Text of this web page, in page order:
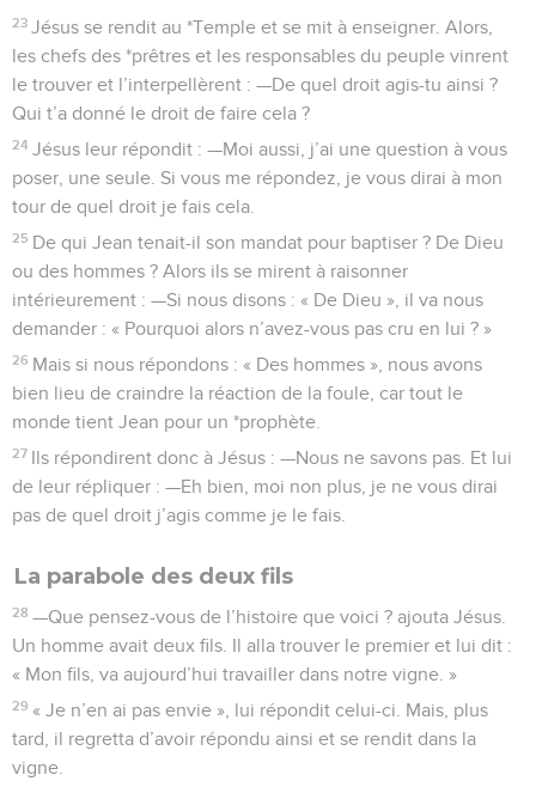
23 Jésus se rendit au *Temple et se mit à enseigner. Alors,
les chefs des *prêtres et les responsables du peuple vinrent
le trouver et l’interpellèrent : —De quel droit agis-tu ainsi ?
Qui t’a donné le droit de faire cela ?
24 Jésus leur répondit : —Moi aussi, j’ai une question à vous
poser, une seule. Si vous me répondez, je vous dirai à mon
tour de quel droit je fais cela.
25 De qui Jean tenait-il son mandat pour baptiser ? De Dieu
ou des hommes ? Alors ils se mirent à raisonner
intérieurement : —Si nous disons : « De Dieu », il va nous
demander : « Pourquoi alors n’avez-vous pas cru en lui ? »
26 Mais si nous répondons : « Des hommes », nous avons
bien lieu de craindre la réaction de la foule, car tout le
monde tient Jean pour un *prophète.
27 Ils répondirent donc à Jésus : —Nous ne savons pas. Et lui
de leur répliquer : —Eh bien, moi non plus, je ne vous dirai
pas de quel droit j’agis comme je le fais.
La parabole des deux fils
28 —Que pensez-vous de l’histoire que voici ? ajouta Jésus.
Un homme avait deux fils. Il alla trouver le premier et lui dit :
« Mon fils, va aujourd’hui travailler dans notre vigne. »
29 « Je n’en ai pas envie », lui répondit celui-ci. Mais, plus
tard, il regretta d’avoir répondu ainsi et se rendit dans la
vigne.